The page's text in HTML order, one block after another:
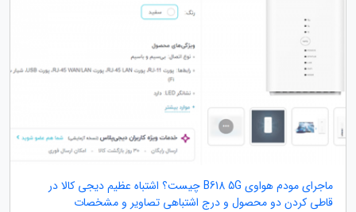
ماجرای مودم هواوی B618 5G چیست؟ اشتباه عظیم دیجی کالا در
قاطی کردن دو محصول و درج اشتباهی تصاویر و مشخصات